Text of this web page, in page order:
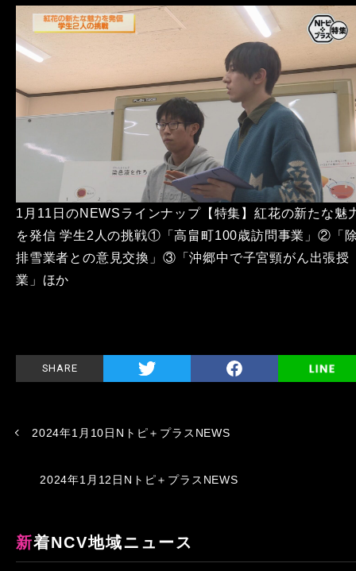
1月11日のNEWSラインナップ【特集】紅花の新たな魅
を発信 学生2人の挑戦①「高畠町100歳訪問事業」②「
排雪業者との意見交換」③「沖郷中で子宮頸がん出張授
業」ほか
SHARE
2024年1月10日Nトピ＋プラスNEWS
2024年1月12日Nトピ＋プラスNEWS
新着NCV地域ニュース